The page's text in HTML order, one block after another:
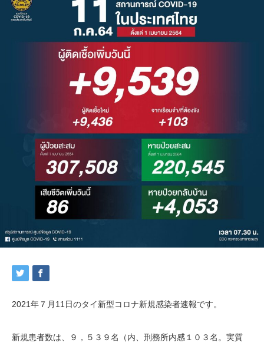
2021年７月11日のタイ新型コロナ新規感染者速報です。
新規患者数は、９，５３９名（内、刑務所内感１０３名。実質